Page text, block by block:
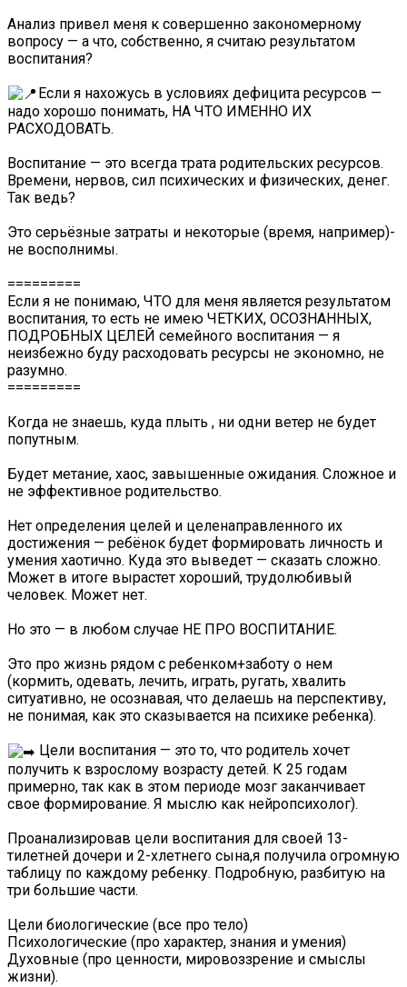
Анализ привел меня к совершенно закономерному
вопросу — а что, собственно, я считаю результатом
воспитания?
Если я нахожусь в условиях дефицита ресурсов —
надо хорошо понимать, НА ЧТО ИМЕННО ИХ
РАСХОДОВАТЬ.
Воспитание — это всегда трата родительских ресурсов.
Времени, нервов, сил психических и физических, денег.
Так ведь?
Это серьёзные затраты и некоторые (время, например)-
не восполнимы.
=========
Если я не понимаю, ЧТО для меня является результатом
воспитания, то есть не имею ЧЕТКИХ, ОСОЗНАННЫХ,
ПОДРОБНЫХ ЦЕЛЕЙ семейного воспитания — я
неизбежно буду расходовать ресурсы не экономно, не
разумно.
=========
Когда не знаешь, куда плыть , ни одни ветер не будет
попутным.
Будет метание, хаос, завышенные ожидания. Сложное и
не эффективное родительство.
Нет определения целей и целенаправленного их
достижения — ребёнок будет формировать личность и
умения хаотично. Куда это выведет — сказать сложно.
Может в итоге вырастет хороший, трудолюбивый
человек. Может нет.
Но это — в любом случае НЕ ПРО ВОСПИТАНИЕ.
Это про жизнь рядом с ребенком+заботу о нем
(кормить, одевать, лечить, играть, ругать, хвалить
ситуативно, не осознавая, что делаешь на перспективу,
не понимая, как это сказывается на психике ребенка).
Цели воспитания — это то, что родитель хочет
получить к взрослому возрасту детей. К 25 годам
примерно, так как в этом периоде мозг заканчивает
свое формирование. Я мыслю как нейропсихолог).
Проанализировав цели воспитания для своей 13-
тилетней дочери и 2-хлетнего сына,я получила огромную
таблицу по каждому ребенку. Подробную, разбитую на
три большие части.
Цели биологические (все про тело)
Психологические (про характер, знания и умения)
Духовные (про ценности, мировоззрение и смыслы
жизни).